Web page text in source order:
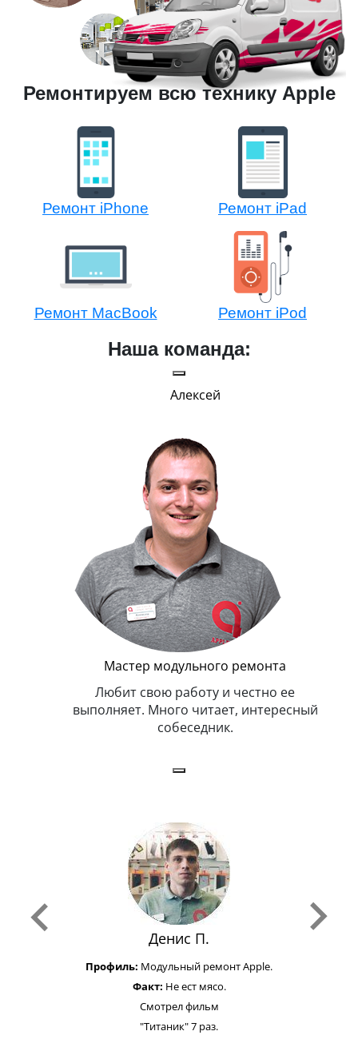
Ремонтируем всю технику Apple
Ремонт iPhone Ремонт iPad
Ремонт MacBook Ремонт iPod
Наша команда:
Алексей
Мастер модульного ремонта
Любит свою работу и честно ее
выполняет. Много читает, интересный
собеседник.
Денис П.
Профиль: Модульный ремонт Apple.
Факт: Не ест мясо.
Смотрел фильм
"Титаник" 7 раз.